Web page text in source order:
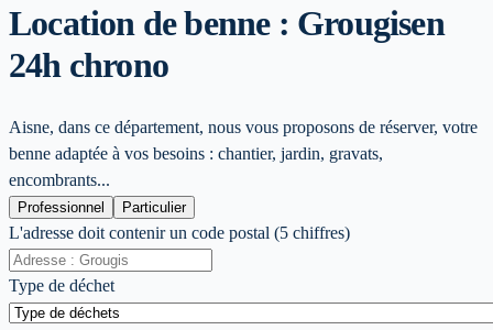
Location de benne : Grougisen
24h chrono
Aisne, dans ce département, nous vous proposons de réserver, votre
benne adaptée à vos besoins : chantier, jardin, gravats,
encombrants...
Professionnel Particulier
L'adresse doit contenir un code postal (5 chiffres)
Type de déchet